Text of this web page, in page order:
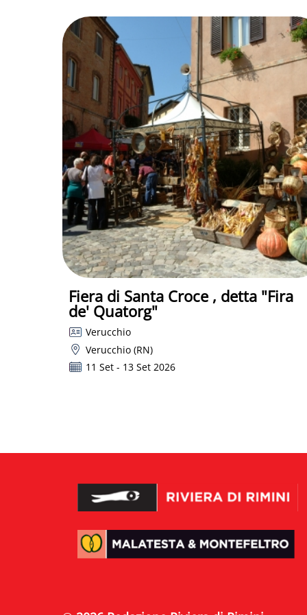
Fiera di Santa Croce , detta "Fira
de' Quatorg"
Verucchio
Verucchio (RN)
11 Set - 13 Set 2026